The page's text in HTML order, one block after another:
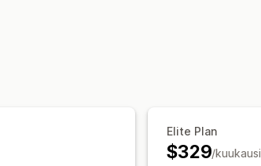
Mainoskulut
Hankintakohtainen kulu Dashboardit
määrät
Elite Plan
$329/kuukausi